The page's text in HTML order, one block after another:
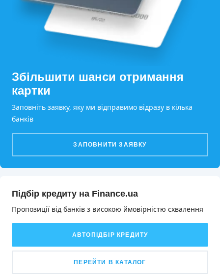
Збільшити шанси отримання
картки
Заповніть заявку, яку ми відправимо відразу в кілька
банків
ЗАПОВНИТИ ЗАЯВКУ
Підбір кредиту на Finance.ua
Пропозиції від банків з високою ймовірністю схвалення️
АВТОПІДБІР КРЕДИТУ
ПЕРЕЙТИ В КАТАЛОГ